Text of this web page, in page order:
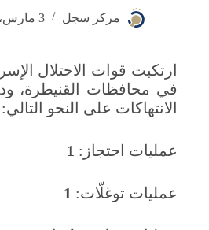
مركز سجل 3 مارس، 2026
ارتكبت قوات الاحتلال
في محافظات القنيطرة،
الانتهاكات على النحو التالي:
عمليات احتجاز: 1
عمليات توغلّات: 1